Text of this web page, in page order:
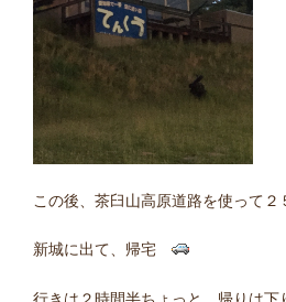
この後、茶臼山高原道路を使って２
新城に出て、帰宅